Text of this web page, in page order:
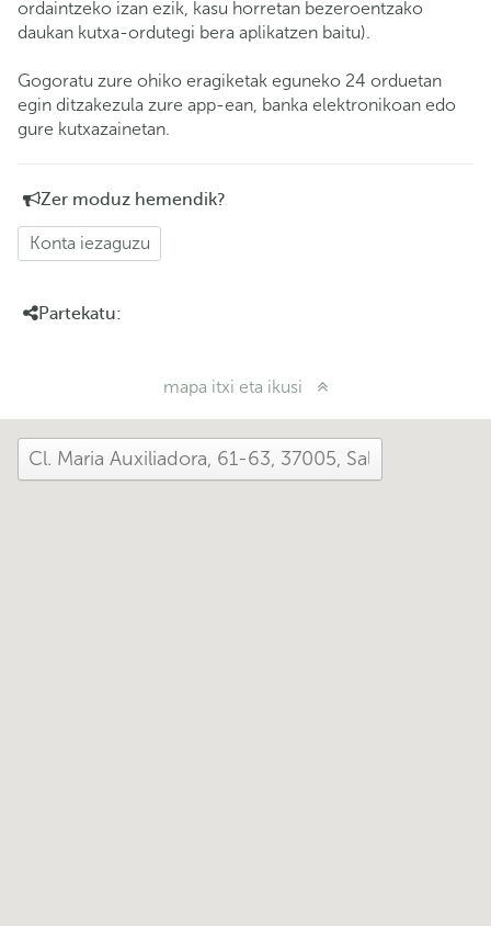
ordaintzeko izan ezik, kasu horretan bezeroentzako
daukan kutxa-ordutegi bera aplikatzen baitu).
Gogoratu zure ohiko eragiketak eguneko 24 orduetan
egin ditzakezula zure app-ean, banka elektronikoan edo
gure kutxazainetan.
Zer moduz hemendik?
Konta iezaguzu
Partekatu:
mapa itxi eta ikusi